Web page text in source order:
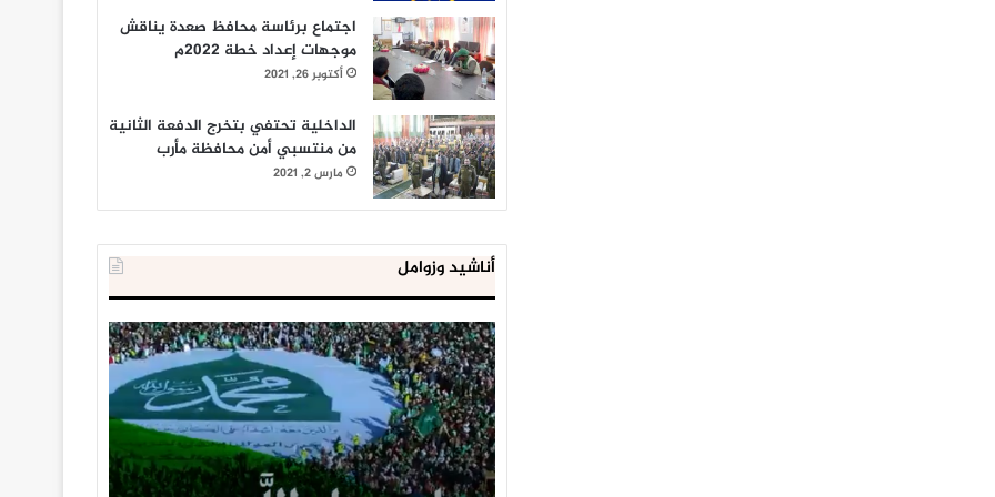
اجتماع برئاسة محافظ صعدة يناقش
موجهات إعداد خطة 2022م
أكتوبر 26, 2021
الداخلية تحتفي بتخرج الدفعة الثانية
من منتسبي أمن محافظة مأرب
مارس 2, 2021
أناشيد وزوامل
العدو
الإسرائيلي
اعتقل
543
طفلا
فلسطينيا
خلال
يناير 31, 2021
الداخلية
المصرية
إحباط
‘مخطط
كبير’
للإخوان